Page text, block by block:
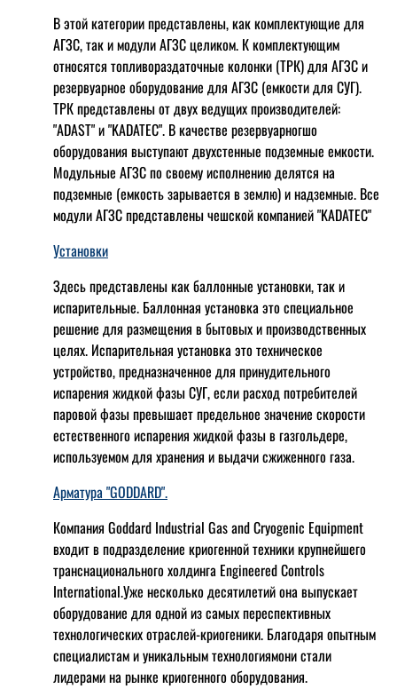
В этой категории представлены, как комплектующие для
АГЗС, так и модули АГЗС целиком. К комплектующим
относятся топливораздаточные колонки (ТРК) для АГЗС и
резервуарное оборудование для АГЗС (емкости для СУГ).
ТРК представлены от двух ведущих производителей:
"ADAST" и "KADATEC". В качестве резервуарногшо
оборудования выступают двухстенные подземные емкости.
Модульные АГЗС по своему исполнению делятся на
подземные (емкость зарывается в землю) и надземные. Все
модули АГЗС представлены чешской компанией "KADATEC"
Установки
Здесь представлены как баллонные установки, так и
испарительные. Баллонная установка это специальное
решение для размещения в бытовых и производственных
целях. Испарительная установка это техническое
устройство, предназначенное для принудительного
испарения жидкой фазы СУГ, если расход потребителей
паровой фазы превышает предельное значение скорости
естественного испарения жидкой фазы в газгольдере,
используемом для хранения и выдачи сжиженного газа.
Арматура "GODDARD".
Компания Goddard Industrial Gas and Cryogenic Equipment
входит в подразделение криогенной техники крупнейшего
транснационального холдинга Engineered Controls
International.Уже несколько десятилетий она выпускает
оборудование для одной из самых переспективных
технологических отраслей-криогеники. Благодаря опытным
специалистам и уникальным технологиямони стали
лидерами на рынке криогенного оборудования.